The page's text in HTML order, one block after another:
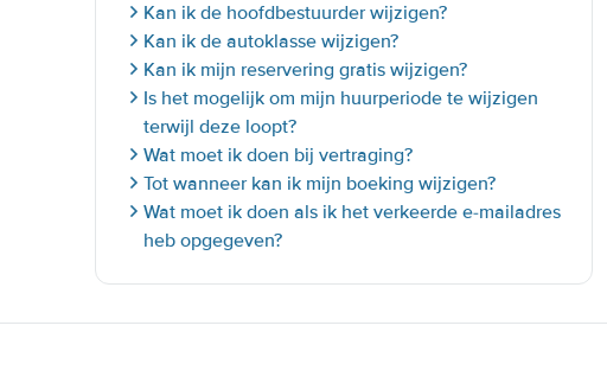
Kan ik de hoofdbestuurder wijzigen?
Kan ik de autoklasse wijzigen?
Kan ik mijn reservering gratis wijzigen?
Is het mogelijk om mijn huurperiode te wijzigen
terwijl deze loopt?
Wat moet ik doen bij vertraging?
Tot wanneer kan ik mijn boeking wijzigen?
Wat moet ik doen als ik het verkeerde e-mailadres
heb opgegeven?